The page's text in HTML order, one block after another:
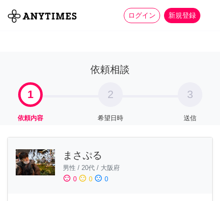
ログイン 新規登録
全て 家事 more_horiz
依頼相談
1
依頼内容
2
希望日時
3
送信
まさぷる
男性 / 20代 / 大阪府
sentiment_satisfied 0 sentiment_neutral 0 sentiment_dissatisfied 0